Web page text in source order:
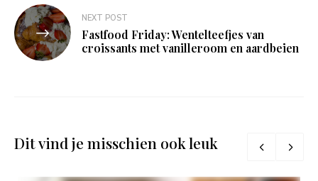
NEXT POST
Fastfood Friday: Wentelteefjes van
croissants met vanilleroom en aardbeien
Dit vind je misschien ook leuk